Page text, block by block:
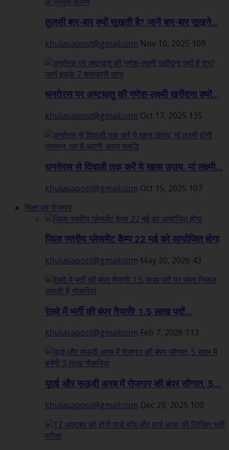
तुलसी बार-बार क्यों सूखती है? जानें बार-बार सूखने...
khulasapost@gmail.com Nov 10, 2025 109
धनतेरस पर अष्टधातु की गणेश-लक्ष्मी खरीदना क्यों...
khulasapost@gmail.com Oct 17, 2025 135
धनतेरस से दिवाली तक करें ये खास उपाय, मां लक्ष्मी...
khulasapost@gmail.com Oct 15, 2025 107
शिक्षा एवं रोजगार
जिला स्तरीय प्लेसमेंट कैम्प 22 मई को आयोजित होगा
khulasapost@gmail.com May 20, 2026 43
रेलवे में भर्ती की बंपर तैयारी! 1.5 लाख पदों...
khulasapost@gmail.com Feb 7, 2026 113
यूएई और सऊदी अरब में रोजगार की बंपर सौगात, 5...
khulasapost@gmail.com Dec 29, 2025 100